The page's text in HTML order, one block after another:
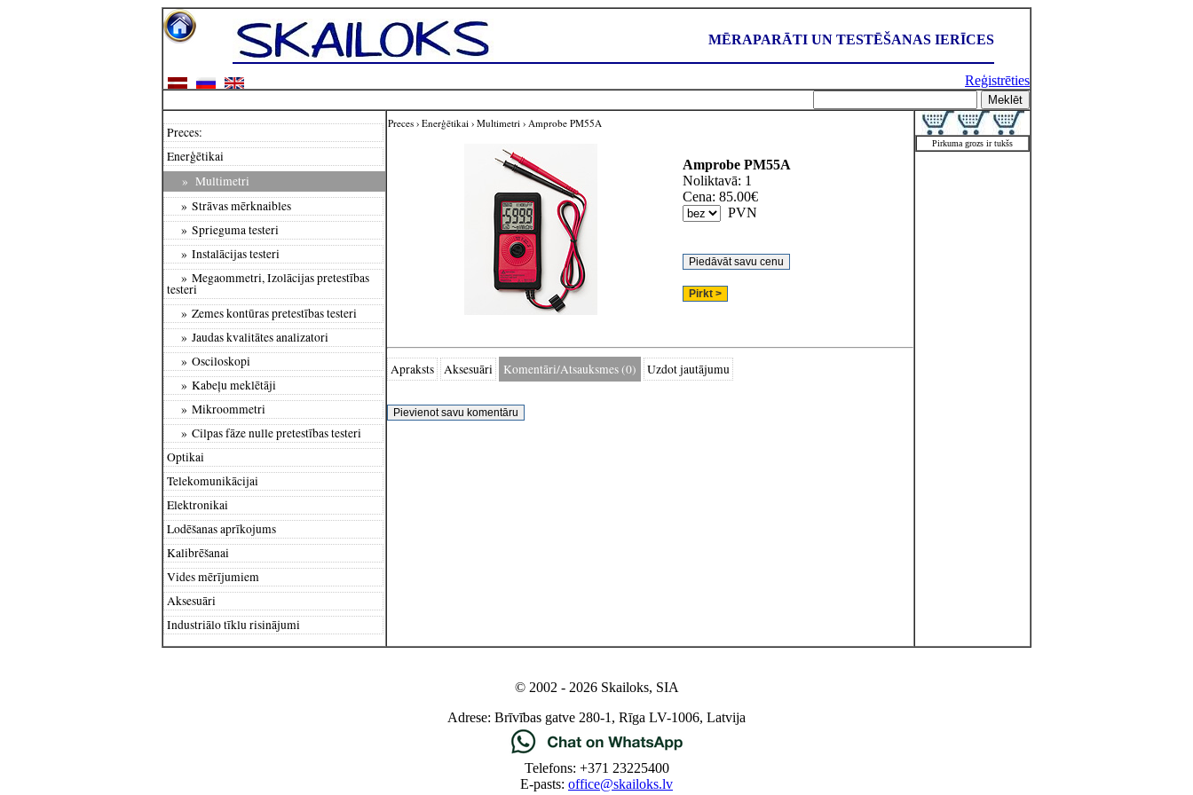
MĒRAPARĀTI UN TESTĒŠANAS IERĪCES
Reģistrēties
Preces:
Enerģētikai
» Multimetri
» Strāvas mērknaibles
» Sprieguma testeri
» Instalācijas testeri
» Megaommetri, Izolācijas pretestības
testeri
» Zemes kontūras pretestības testeri
» Jaudas kvalitātes analizatori
» Osciloskopi
» Kabeļu meklētāji
» Mikroommetri
» Cilpas fāze nulle pretestības testeri
Optikai
Telekomunikācijai
Elektronikai
Lodēšanas aprīkojums
Kalibrēšanai
Vides mērījumiem
Aksesuāri
Industriālo tīklu risinājumi
Preces › Enerģētikai › Multimetri › Amprobe PM55A
Amprobe PM55A
Noliktavā: 1
Cena: 85.00€
PVN
Apraksts Aksesuāri Komentāri/Atsauksmes (0) Uzdot jautājumu
Pirkuma grozs ir tukšs
© 2002 - 2026 Skailoks, SIA
Adrese: Brīvības gatve 280-1, Rīga LV-1006, Latvija
Telefons: +371 23225400
E-pasts: office@skailoks.lv